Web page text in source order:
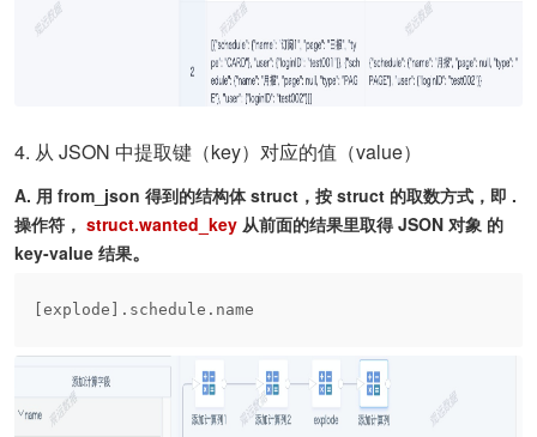
4. 从 JSON 中提取键（key）对应的值（value）
A. 用 from_json 得到的结构体 struct，按 struct 的取数方式，即 .
操作符， struct.wanted_key 从前面的结果里取得 JSON 对象 的
key-value 结果。
[explode].schedule.name